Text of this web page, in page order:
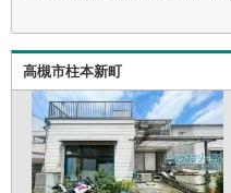
現地を見学される場合は「室内・
ご希望の日時をご記入いただけま
◆敷地面積約67.3坪！
◆南付け道路につき採光良好！
◆建築条件のない土地なので、お
いただけます！
◆周辺は戸建てが並ぶ静かな住宅地
◆山手台小学校徒歩6分、北陵中学
◆現況古家付きのため再建築の際
東証上場のウィルで安心取引！定
高槻市柱本新町